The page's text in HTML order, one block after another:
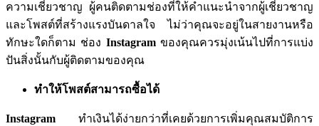
ความเชี่ยวชาญ
ผู้คนติดตามช่องที่ให้คำแนะนำจากผู้เชี่ยวชาญ
และโพสต์ที่สร้างแรงบันดาลใจ
ไม่ว่าคุณจะอยู่ในสายงานหรือ
ทักษะใดก็ตาม ช่อง Instagramของคุณควรมุ่งเน้นไปที่การแบ่ง
ปันสิ่งนั้นกับผู้ติดตามของคุณ
ทำให้โพสต์สามารถซื้อได้
Instagram ทำเงินได้ง่ายกว่าที่เคยด้วยการเพิ่มคุณสมบัติการ